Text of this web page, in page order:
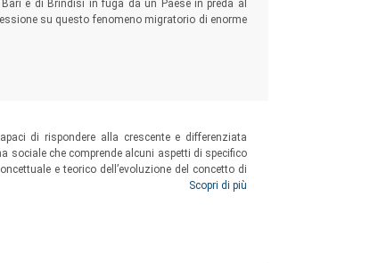
e di Brindisi in fuga da un Paese in preda al
su questo fenomeno migratorio di enorme
di rispondere alla crescente e differenziata
sociale che comprende alcuni aspetti di specifico
e teorico dell’evoluzione del concetto di
della promozione della salute e dei determinanti
forme di
dei cittadini.
Scopri di più